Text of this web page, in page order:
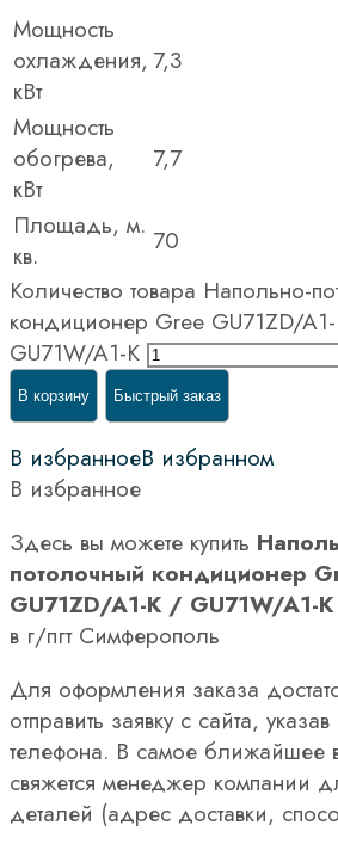
Мощность
охлаждения,
кВт
7,3
Мощность
обогрева,
кВт
7,7
Площадь, м.
кв.
70
Количество товара Напольно-
кондиционер Gree GU71ZD/
GU71W/A1-K
В корзину Быстрый заказ
В избранноеВ избранном
В избранное
Здесь вы можете купить
потолочный кондиционер
GU71ZD/A1-K / GU71W/A1-K
в г/пгт Симферополь
Для оформления заказа
отправить заявку с сайта,
телефона. В самое ближайшее
свяжется менеджер компании
деталей (адрес доставки,